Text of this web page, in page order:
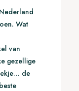
Wat
van
gezellige
de